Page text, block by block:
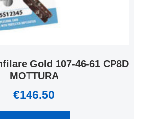
Gold 107-46-61 CP8D
MOTTURA
€146.50